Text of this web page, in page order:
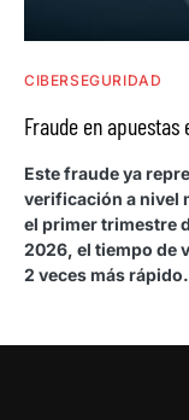
CIBERSEGURIDAD
Fraude en
Este fraude ya
verificación a nivel
el primer trimestre
2026, el tiempo de
2 veces más rápido.